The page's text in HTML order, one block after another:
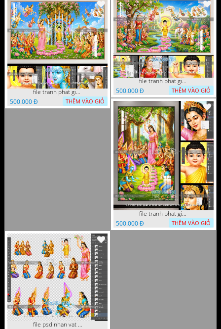
file tranh phat giao phat dan vuon lam ty ni 05052026 dao t3
500.000 Đ
THÊM VÀO GIỎ
file tranh phat giao phat dan vuon lam ty ni 05052026 dao t1
500.000 Đ
THÊM VÀO GIỎ
file tranh phat giao le phat dan vuon lam ty ni 05052026 dao t2
500.000 Đ
THÊM VÀO GIỎ
file psd nhan vat vuon lam ty ni phat giao tach lop layer